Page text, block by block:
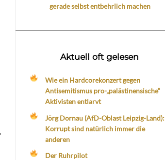
gerade selbst entbehrlich machen
Aktuell oft gelesen
Wie ein Hardcorekonzert gegen
Antisemitismus pro-„palästinensische“
Aktivisten entlarvt
Jörg Dornau (AfD-Oblast Leipzig-Land):
Korrupt sind natürlich immer die
anderen
Der Ruhrpilot